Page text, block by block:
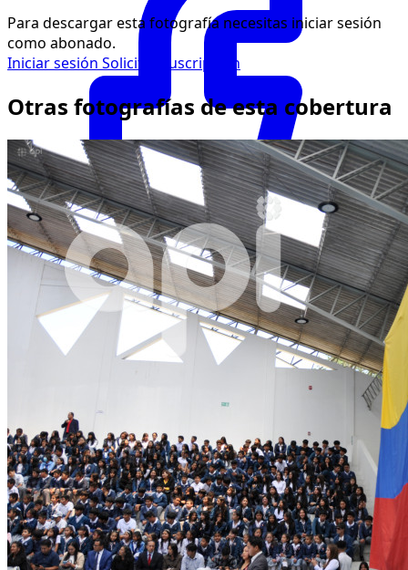
Facebook
Para descargar esta fotografía necesitas iniciar sesión
como abonado.
Iniciar sesión Solicitar suscripción
Otras fotografías de esta cobertura